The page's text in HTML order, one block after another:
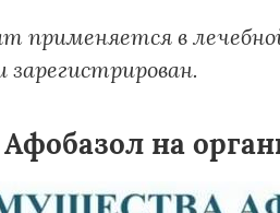
применяется в
зарегистрирован.
Афобазол на